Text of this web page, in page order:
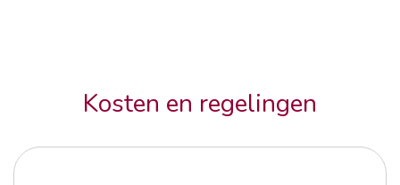
Kosten en regelingen